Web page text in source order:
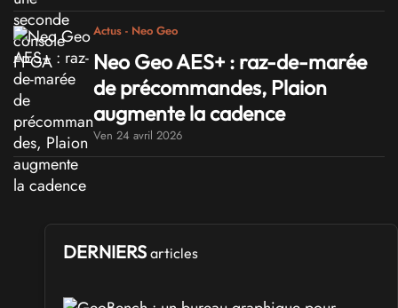
Actus - Neo Geo
Neo Geo AES+ : raz-de-marée
de précommandes, Plaion
augmente la cadence
Ven 24 avril 2026
DERNIERS articles